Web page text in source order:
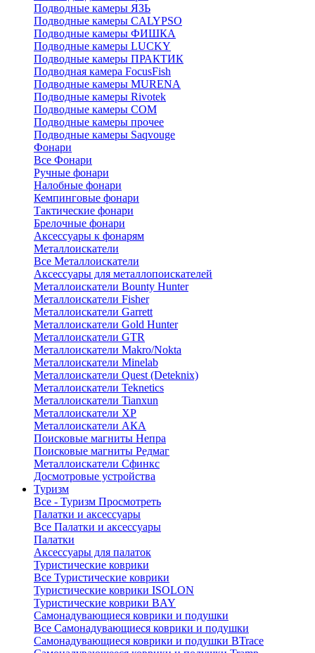
Подводные камеры ЯЗЬ
Подводные камеры CALYPSO
Подводные камеры ФИШКА
Подводные камеры LUCKY
Подводные камеры ПРАКТИК
Подводная камера FocusFish
Подводные камеры MURENA
Подводные камеры Rivotek
Подводные камеры СОМ
Подводные камеры прочее
Подводные камеры Saqvouge
Фонари
Все Фонари
Ручные фонари
Налобные фонари
Кемпинговые фонари
Тактические фонари
Брелочные фонари
Аксессуары к фонарям
Металлоискатели
Все Металлоискатели
Аксессуары для металлопоискателей
Металлоискатели Bounty Hunter
Металлоискатели Fisher
Металлоискатели Garrett
Металлоискатели Gold Hunter
Металлоискатели GTR
Металлоискатели Makro/Nokta
Металлоискатели Minelab
Металлоискатели Quest (Deteknix)
Металлоискатели Teknetics
Металлоискатели Tianxun
Металлоискатели XP
Металлоискатели АКА
Поисковые магниты Непра
Поисковые магниты Редмаг
Металлоискатели Сфинкс
Досмотровые устройства
Туризм
Все - Туризм Просмотреть
Палатки и аксессуары
Все Палатки и аксессуары
Палатки
Аксессуары для палаток
Туристические коврики
Все Туристические коврики
Туристические коврики ISOLON
Туристические коврики BAY
Самонадувающиеся коврики и подушки
Все Самонадувающиеся коврики и подушки
Самонадувающиеся коврики и подушки BTrace